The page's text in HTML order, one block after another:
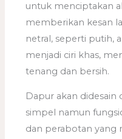
untuk menciptakan
memberikan kesan
netral, seperti putih,
menjadi ciri khas,
tenang dan bersih.
Dapur akan
simpel namun
dan perabotan yang